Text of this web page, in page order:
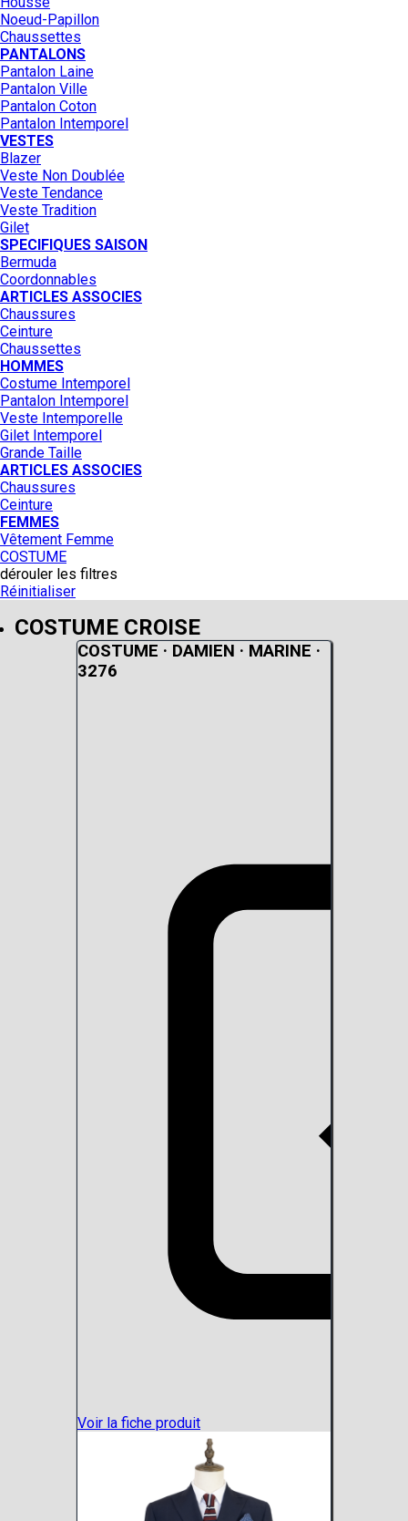
Noeud-Papillon
Chaussettes
PANTALONS
Pantalon Laine
Pantalon Ville
Pantalon Coton
Pantalon Intemporel
VESTES
Blazer
Veste Non Doublée
Veste Tendance
Veste Tradition
Gilet
SPECIFIQUES SAISON
Bermuda
Coordonnables
ARTICLES ASSOCIES
Chaussures
Ceinture
Chaussettes
HOMMES
Costume Intemporel
Pantalon Intemporel
Veste Intemporelle
Gilet Intemporel
Grande Taille
ARTICLES ASSOCIES
Chaussures
Ceinture
FEMMES
Vêtement Femme
COSTUME
dérouler les filtres
Réinitialiser
COSTUME CROISE
COSTUME · DAMIEN · MARINE ·
3276
Voir la fiche produit